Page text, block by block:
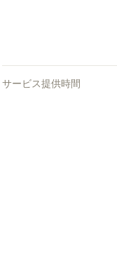
サービス提供時間